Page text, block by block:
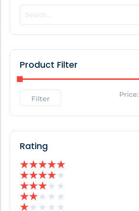
POPULAR THIS WEEK
No Posts Found!
No Posts Found!
Product Filter
Filter Price:
Rating
★★★★★
★★★★★
★★★★ ★
★★★ ★ ★
★★ ★ ★ ★